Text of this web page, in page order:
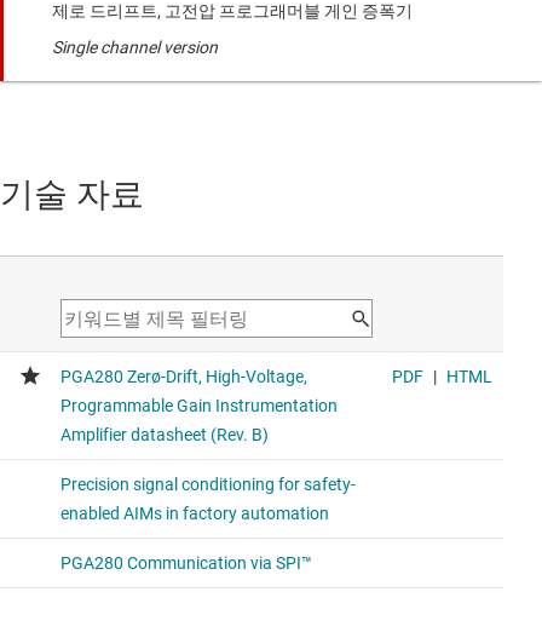
제로 드리프트, 고전압 프로그래머블 게인 증폭기
Single channel version
기술 자료